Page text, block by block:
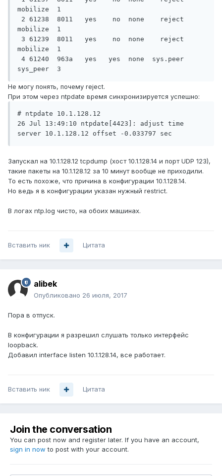
mobilize  1
mobilize  1
mobilize  1
Не могу понять, почему reject.
При этом через ntpdate время синхронизируется успешно:
# ntpdate 10.1.128.12
26 Jul 13:49:10 ntpdate[4423]: adjust time
Запускал на 10.1.128.12 tcpdump (хост 10.1.128.14 и порт UDP 123),
такие пакеты на 10.1.128.12 за 10 минут вообще не приходили.
То есть похоже, что причина в конфигурации 10.1.128.14.
Но ведь я в конфигурации указан нужный restrict.
В логах ntp.log чисто, на обоих машинах.
Вставить ник Цитата
alibek
Опубликовано 26 июля, 2017
Пора в отпуск.
В конфигурации я разрешил слушать только интерфейс
loopback.
Добавил interface listen 10.1.128.14, все работает.
Вставить ник Цитата
Join the conversation
You can post now and register later. If you have an account,
sign in now to post with your account.